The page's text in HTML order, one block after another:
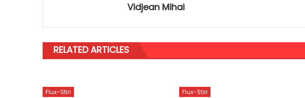
Vidjean Mihai
RELATED ARTICLES
Flux-Stiri Flux-Stiri